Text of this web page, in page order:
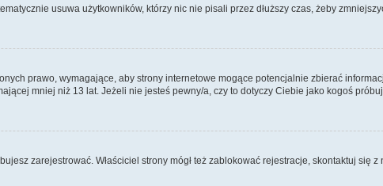
usuwa użytkowników, którzy nic nie pisali przez dłuższy czas, żeby
prawo, wymagające, aby strony internetowe mogące potencjalnie zbierać
mniej niż 13 lat. Jeżeli nie jesteś pewny/a, czy to dotyczy Ciebie jako kogoś
zarejestrować. Właściciel strony mógł też zablokować rejestracje, skontaktuj się